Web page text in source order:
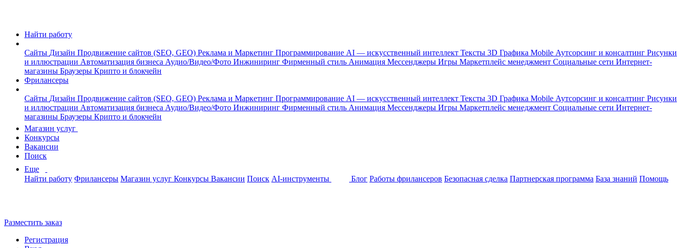
Найти работу
Сайты Дизайн Продвижение сайтов (SEO, GEO) Реклама и Маркетинг Программирование AI — искусственный интеллект Тексты 3D Графика Mobile Аутсорсинг и консалтинг Рисунки
и иллюстрации Автоматизация бизнеса Аудио/Видео/Фото Инжиниринг Фирменный стиль Анимация Мессенджеры Игры Маркетплейс менеджмент Социальные сети Интернет-
магазины Браузеры Крипто и блокчейн
Фрилансеры
Сайты Дизайн Продвижение сайтов (SEO, GEO) Реклама и Маркетинг Программирование AI — искусственный интеллект Тексты 3D Графика Mobile Аутсорсинг и консалтинг Рисунки
и иллюстрации Автоматизация бизнеса Аудио/Видео/Фото Инжиниринг Фирменный стиль Анимация Мессенджеры Игры Маркетплейс менеджмент Социальные сети Интернет-
магазины Браузеры Крипто и блокчейн
Магазин услуг
Конкурсы
Вакансии
Поиск
Еще
Найти работу Фрилансеры Магазин услуг Конкурсы Вакансии Поиск AI-инструменты Блог Работы фрилансеров Безопасная сделка Партнерская программа База знаний Помощь
Разместить заказ
Регистрация